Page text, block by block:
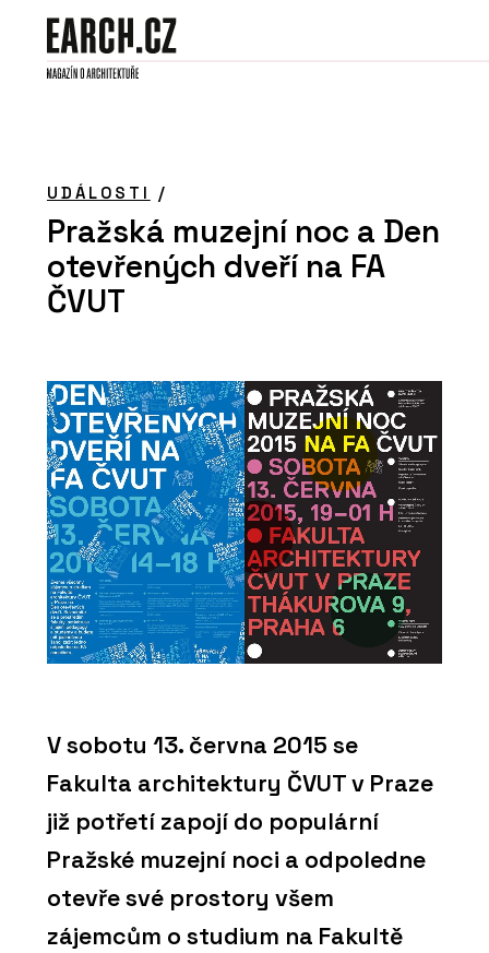
UDÁLOSTI /
Pražská muzejní noc a Den
otevřených dveří na FA
ČVUT
V sobotu 13. června 2015 se
Fakulta architektury ČVUT v Praze
již potřetí zapojí do populární
Pražské muzejní noci a odpoledne
otevře své prostory všem
zájemcům o studium na Fakultě